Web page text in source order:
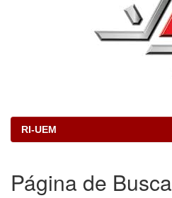
RI-UEM
Página de Busca